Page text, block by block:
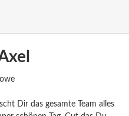
Dir das gesamte Team alles